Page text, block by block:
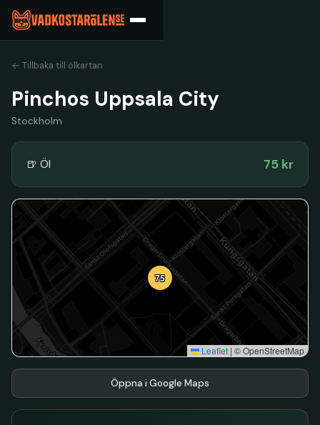
← Tillbaka till ölkartan
Pinchos Uppsala City
Stockholm
🍺 Öl 75 kr
75
Leaflet | © OpenStreetMap
Öppna i Google Maps